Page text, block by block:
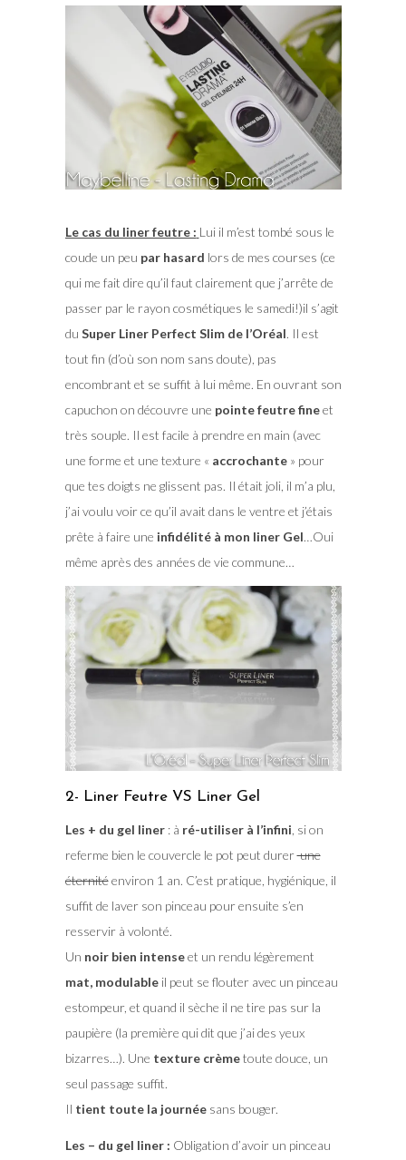
Le cas du liner feutre : Lui il m’est tombé sous le
coude un peu par hasard lors de mes courses (ce
qui me fait dire qu’il faut clairement que j’arrête de
passer par le rayon cosmétiques le samedi!)il s’agit
du Super Liner Perfect Slim de l’Oréal. Il est
tout fin (d’où son nom sans doute), pas
encombrant et se suffit à lui même. En ouvrant son
capuchon on découvre une pointe feutre fineet
très souple. Il est facile à prendre en main (avec
une forme et une texture « accrochante» pour
que tes doigts ne glissent pas. Il était joli, il m’a plu,
j’ai voulu voir ce qu’il avait dans le ventre et j’étais
prête à faire une infidélité à mon liner Gel…Oui
même après des années de vie commune…
2- Liner Feutre VS Liner Gel
Les + du gel liner: à ré-utiliser à l’infini , si on
referme bien le couvercle le pot peut durerune
éternitéenviron 1 an. C’est pratique, hygiénique, il
suffit de laver son pinceau pour ensuite s’en
resservir à volonté.
Un noir bien intenseet un rendu légèrement
mat, modulableil peut se flouter avec un pinceau
estompeur, et quand il sèche il ne tire pas sur la
paupière (la première qui dit que j’ai des yeux
bizarres…). Une texture crèmetoute douce, un
seul passage suffit.
Il tient toute la journéesans bouger.
Les – du gel liner : Obligation d’avoir un pinceau